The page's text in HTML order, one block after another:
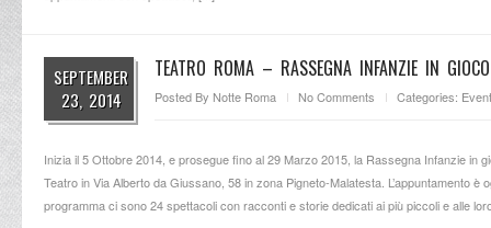
SEPTEMBER
23, 2014
TEATRO ROMA – RASSEGNA INFANZIE IN
Posted By Notte Roma No Comments Categories:
Inizia il 5 Ottobre 2014, e prosegue fino al 29 Marzo 2015, la Rassegna Infanzie in
Teatro in Via Alberto da Giussano, 58 in zona Pigneto-Malatesta. L’appuntamento è
programma ci sono 24 spettacoli con racconti e storie dedicati ai più piccoli e alle